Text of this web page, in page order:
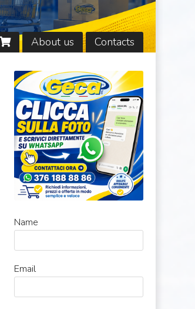
About us Contacts
Name
Email